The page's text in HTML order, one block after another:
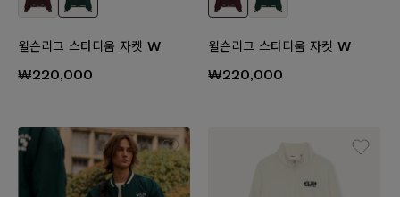
윌슨리그 스타디움 자켓 W
₩220,000
윌슨리그 스타디움 자켓 W
₩220,000